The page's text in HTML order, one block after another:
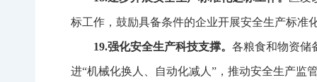
标工作，鼓励具备条件的企业开展安全生产标准
19.强化安全生产科技支撑。 各粮食和物资储
进“机械化换人、自动化减人”，推动安全生产监